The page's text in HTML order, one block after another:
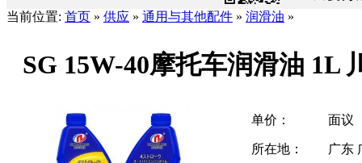
当前位置: 首页 » 供应 » 通用与其他配件 » 润滑油 »
SG 15W-40摩托车润滑油 1L
单价： 面议
所在地： 广东